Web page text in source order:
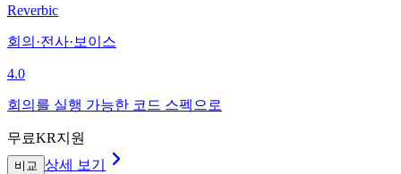
Reverbic
회의·전사·보이스
4.0
회의를 실행 가능한 코드 스펙으로
무료KR지원
비교 상세 보기